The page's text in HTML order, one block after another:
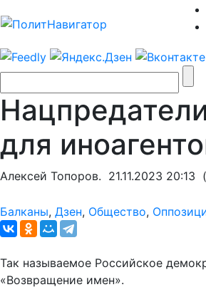
для
Алексей Топоров. 21.11.2023 20:13
Балканы, Дзен, Общество,
Так называемое Российское
«Возвращение имен».